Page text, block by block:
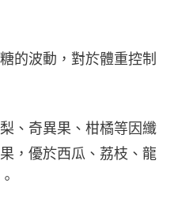
的波動，對於體重控制
、奇異果、柑橘等因纖
，優於西瓜、荔枝、龍